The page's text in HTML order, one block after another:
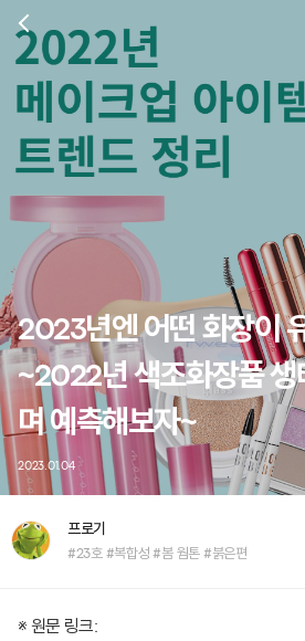
2023년엔 어떤 화장이
~2022년 색조화장품 생
며 예측해보자~
2023.01.04
프로기
#23호 #복합성 #봄 웜톤 #붉은편
※ 원문 링크: